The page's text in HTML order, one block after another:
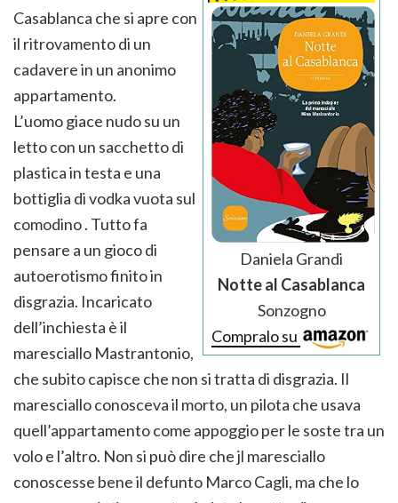
Daniela Grandi
Notte al Casablanca
Sonzogno
Compralo su
Casablanca che si apre con
il ritrovamento di un
cadavere in un anonimo
appartamento.
L’uomo giace nudo su un
letto con un sacchetto di
plastica in testa e una
bottiglia di vodka vuota sul
comodino . Tutto fa
pensare a un gioco di
autoerotismo finito in
disgrazia. Incaricato
dell’inchiesta è il
maresciallo Mastrantonio,
che subito capisce che non si tratta di disgrazia. Il
maresciallo conosceva il morto, un pilota che usava
quell’appartamento come appoggio per le soste tra un
volo e l’altro. Non si può dire che jl maresciallo
conoscesse bene il defunto Marco Cagli, ma che lo